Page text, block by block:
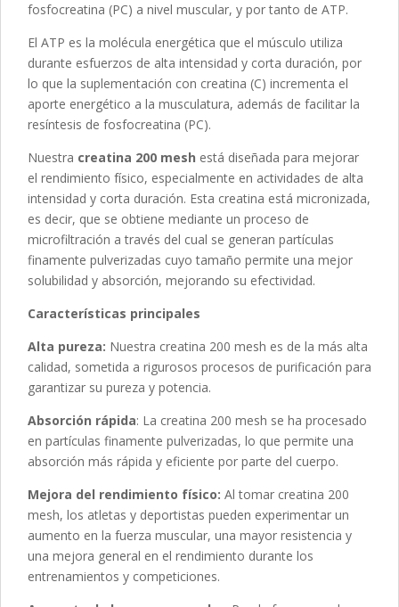
fosfocreatina (PC) a nivel muscular, y por tanto de ATP.
El ATP es la molécula energética que el músculo utiliza
durante esfuerzos de alta intensidad y corta duración, por
lo que la suplementación con creatina (C) incrementa el
aporte energético a la musculatura, además de facilitar la
resíntesis de fosfocreatina (PC).
Nuestra creatina 200 mesh está diseñada para mejorar
el rendimiento físico, especialmente en actividades de alta
intensidad y corta duración. Esta creatina está micronizada,
es decir, que se obtiene mediante un proceso de
microfiltración a través del cual se generan partículas
finamente pulverizadas cuyo tamaño permite una mejor
solubilidad y absorción, mejorando su efectividad.
Características principales
Alta pureza: Nuestra creatina 200 mesh es de la más alta
calidad, sometida a rigurosos procesos de purificación para
garantizar su pureza y potencia.
Absorción rápida: La creatina 200 mesh se ha procesado
en partículas finamente pulverizadas, lo que permite una
absorción más rápida y eficiente por parte del cuerpo.
Mejora del rendimiento físico: Al tomar creatina 200
mesh, los atletas y deportistas pueden experimentar un
aumento en la fuerza muscular, una mayor resistencia y
una mejora general en el rendimiento durante los
entrenamientos y competiciones.